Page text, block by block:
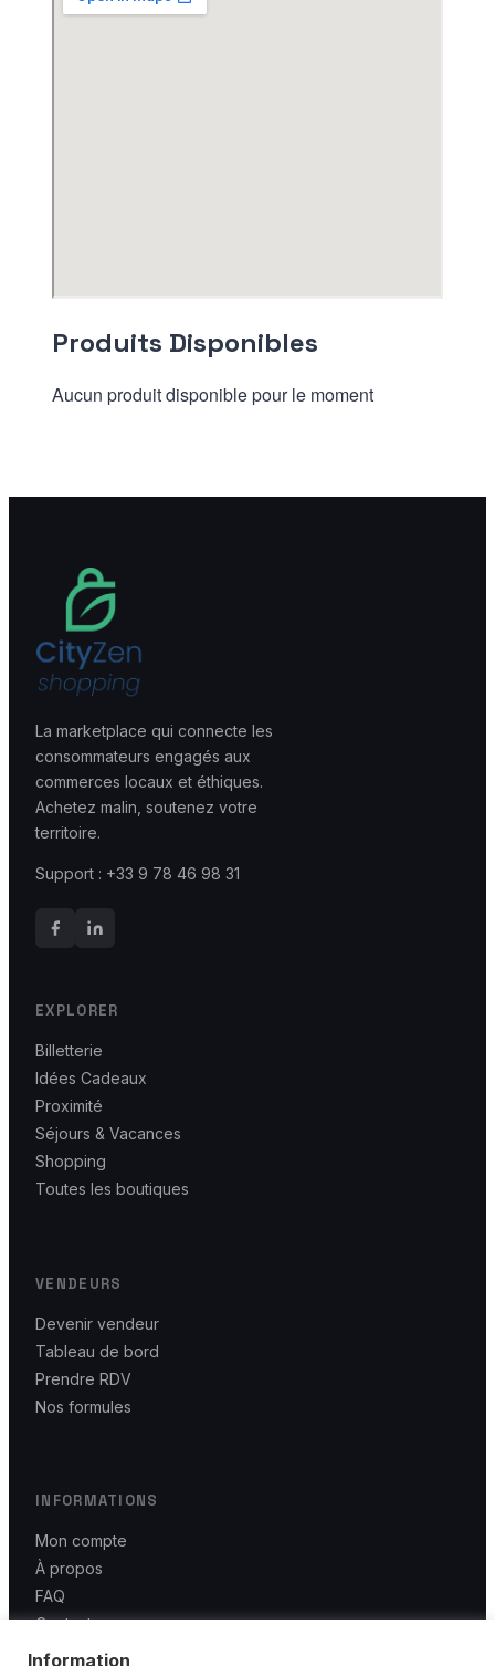
Produits Disponibles
Aucun produit disponible pour le moment
La marketplace qui connecte les
consommateurs engagés aux
commerces locaux et éthiques.
Achetez malin, soutenez votre
territoire.
Support : +33 9 78 46 98 31
EXPLORER
Billetterie
Idées Cadeaux
Proximité
Séjours & Vacances
Shopping
Toutes les boutiques
VENDEURS
Devenir vendeur
Tableau de bord
Prendre RDV
Nos formules
INFORMATIONS
Mon compte
À propos
FAQ
Contact
CGU / CGV
Information